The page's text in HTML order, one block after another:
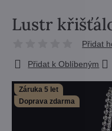
Záruka 5 let
Doprava zdarma
Lustr
Přidat
Přidat k Oblíbeným